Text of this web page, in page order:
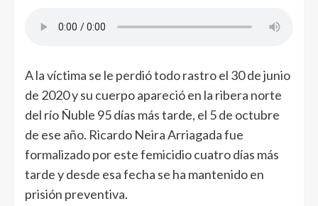
A la víctima se le perdió todo rastro el 30 de junio
de 2020 y su cuerpo apareció en la ribera norte
del río Ñuble 95 días más tarde, el 5 de octubre
de ese año. Ricardo Neira Arriagada fue
formalizado por este femicidio cuatro días más
tarde y desde esa fecha se ha mantenido en
prisión preventiva.